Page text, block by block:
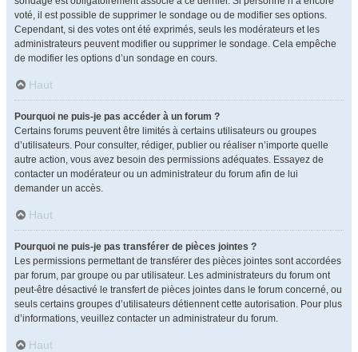
voté, il est possible de supprimer le sondage ou de modifier ses options.
Cependant, si des votes ont été exprimés, seuls les modérateurs et les
administrateurs peuvent modifier ou supprimer le sondage. Cela empêche
de modifier les options d’un sondage en cours.
Haut
Pourquoi ne puis-je pas accéder à un forum ?
Certains forums peuvent être limités à certains utilisateurs ou groupes
d’utilisateurs. Pour consulter, rédiger, publier ou réaliser n’importe quelle
autre action, vous avez besoin des permissions adéquates. Essayez de
contacter un modérateur ou un administrateur du forum afin de lui
demander un accès.
Haut
Pourquoi ne puis-je pas transférer de pièces jointes ?
Les permissions permettant de transférer des pièces jointes sont accordées
par forum, par groupe ou par utilisateur. Les administrateurs du forum ont
peut-être désactivé le transfert de pièces jointes dans le forum concerné, ou
seuls certains groupes d’utilisateurs détiennent cette autorisation. Pour plus
d’informations, veuillez contacter un administrateur du forum.
Haut